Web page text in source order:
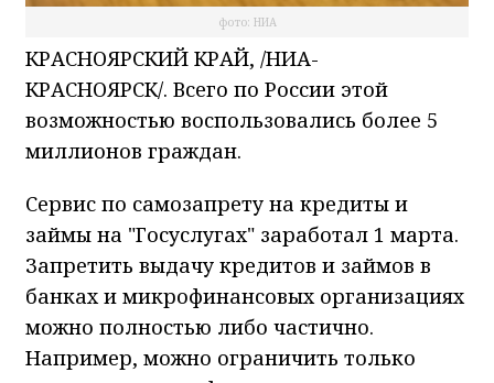
фото: НИА
КРАСНОЯРСКИЙ КРАЙ, /НИА-
КРАСНОЯРСК/. Всего по России этой
возможностью воспользовались более 5
миллионов граждан.
Сервис по самозапрету на кредиты и
займы на "Госуслугах" заработал 1 марта.
Запретить выдачу кредитов и займов в
банках и микрофинансовых организациях
можно полностью либо частично.
Например, можно ограничить только